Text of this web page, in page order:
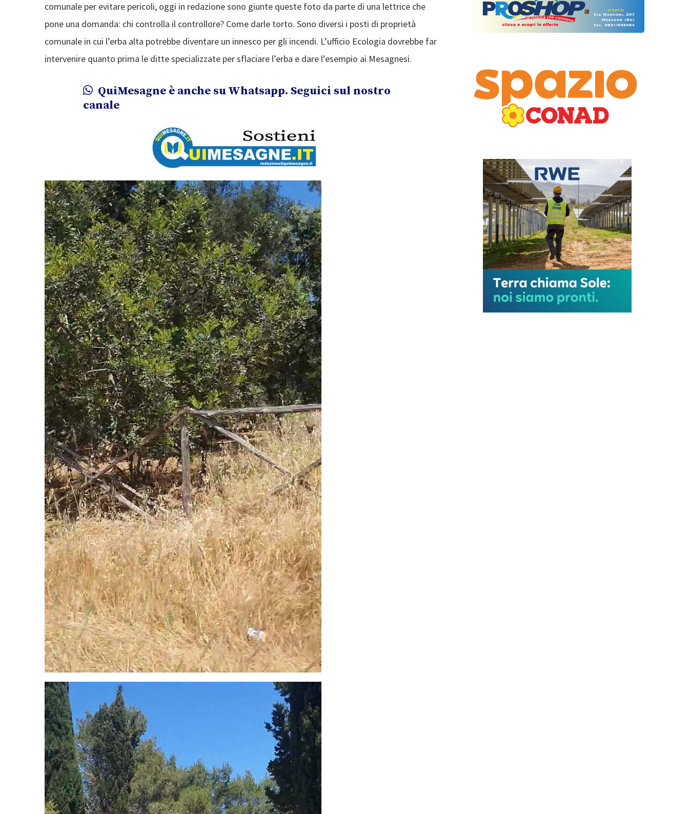
comunale per evitare pericoli, oggi in redazione sono giunte queste foto da parte di una lettrice che
pone una domanda: chi controlla il controllore? Come darle torto. Sono diversi i posti di proprietà
comunale in cui l’erba alta potrebbe diventare un innesco per gli incendi. L’ufficio Ecologia dovrebbe far
intervenire quanto prima le ditte specializzate per sflaciare l’erba e dare l’esempio ai Mesagnesi.
QuiMesagne è anche su Whatsapp. Seguici sul nostro
canale